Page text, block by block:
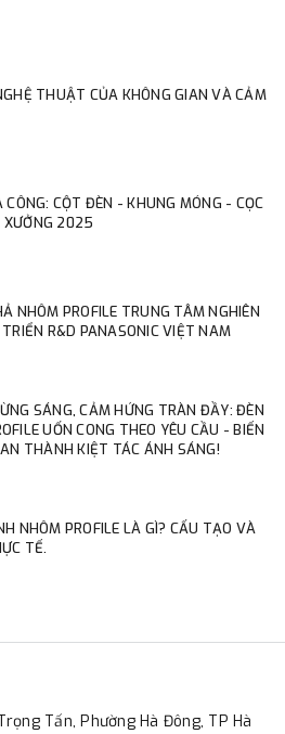
THUẬT CỦA KHÔNG GIAN VÀ CẢM
CỘT ĐÈN - KHUNG MÓNG - CỌC
2025
NHÔM PROFILE TRUNG TÂM NGHIÊN
R&D PANASONIC VIỆT NAM
SÁNG, CẢM HỨNG TRÀN ĐẦY: ĐÈN
UỐN CONG THEO YÊU CẦU - BIẾN
THÀNH KIỆT TÁC ÁNH SÁNG!
NHÔM PROFILE LÀ GÌ? CẤU TẠO VÀ
TẾ.
Tấn, Phường Hà Đông, TP Hà